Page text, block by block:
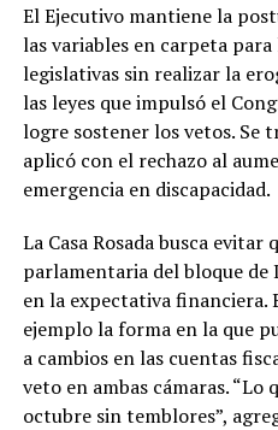
El Ejecutivo mantiene la
las variables en carpeta
legislativas sin realizar la
las leyes que impulsó el
logre sostener los vetos. Se
aplicó con el rechazo al
emergencia en discapacidad.
La Casa Rosada busca evitar
parlamentaria del bloque de
en la expectativa financiera.
ejemplo la forma en la que
a cambios en las cuentas
veto en ambas cámaras. “Lo
octubre sin temblores”,